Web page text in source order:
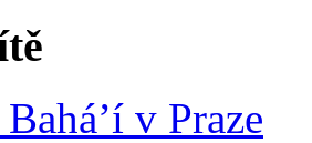
v Praze